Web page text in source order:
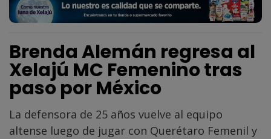
Brenda Alemán regresa al
Xelajú MC Femenino tras
paso por México
La defensora de 25 años vuelve al equipo
altense luego de jugar con Querétaro Femenil y